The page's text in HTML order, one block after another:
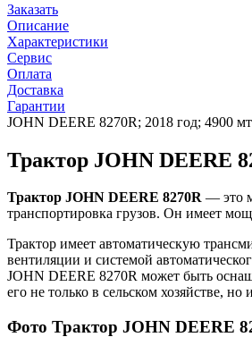
Заказать
Описание
Характеристики
Сервис
Оплата
Доставка
Гарантии
JOHN DEERE 8270R; 2018 год; 4900
Трактор JOHN DEERE
Трактор JOHN DEERE 8270R — это
транспортировка грузов. Он имеет
Трактор имеет автоматическую
вентиляции и системой
JOHN DEERE 8270R может быть
его не только в сельском хозяйстве,
Фото Трактор JOHN DEERE